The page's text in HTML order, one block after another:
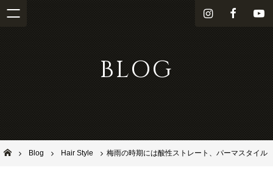
i
Y
BLOG
池田市石橋の美容室ならヘアサロンSolana（ソラーナ）
Blog Hair Style 梅雨の時期には酸性ストレート、パーマスタイル